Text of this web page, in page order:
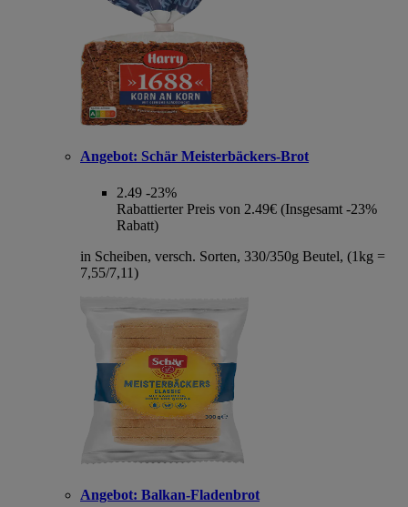
Angebot: Schär Meisterbäckers-Brot
2.49 -23%
Rabattierter Preis von 2.49€ (Insgesamt -23%
Rabatt)
in Scheiben, versch. Sorten, 330/350g Beutel, (1kg =
7,55/7,11)
Angebot: Balkan-Fladenbrot